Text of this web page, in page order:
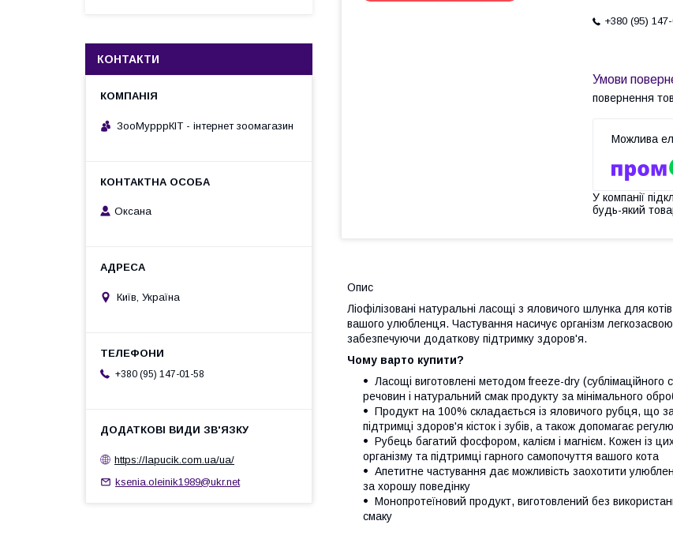
+380 (95)
повернення
У компанії
будь-який
Опис
Ліофілізовані натуральні ласощі з яловичого шлунка для
вашого улюбленця. Частування насичує організм
забезпечуючи додаткову підтримку здоров'я.
Чому варто купити?
Ласощі виготовлені методом freeze-dry
речовин і натуральний смак продукту за мінімального
Продукт на 100% складається із яловичого рубця, що
підтримці здоров'я кісток і зубів, а також допомагає
Рубець багатий фосфором, калієм і магнієм. Кожен із
організму та підтримці гарного самопочуття вашого кота
Апетитне частування дає можливість заохотити
за хорошу поведінку
Монопротеїновий продукт, виготовлений без
смаку
КОНТАКТИ
ЗооМурррКІТ - інтернет зоомагазин
Оксана
Київ, Україна
+380 (95) 147-01-58
https://lapucik.com.ua/ua/
ksenia.oleinik1989@ukr.net